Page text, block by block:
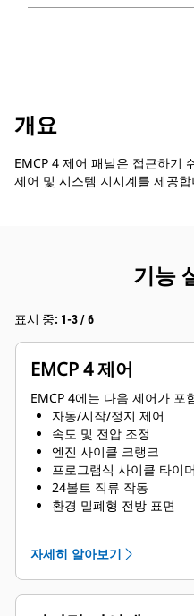
개요
EMCP 4 제어 패널은 접근하기
제어 및 시스템 지시계를 제공합
기능
표시 중: 1-3 / 6
EMCP 4 제어
EMCP 4에는 다음 제어가 포
자동/시작/정지 제어
속도 및 전압 조정
엔진 사이클 크랭크
프로그램식 사이클 타이머
24볼트 직류 작동
환경 밀폐형 전방 표면
자세히 알아보기